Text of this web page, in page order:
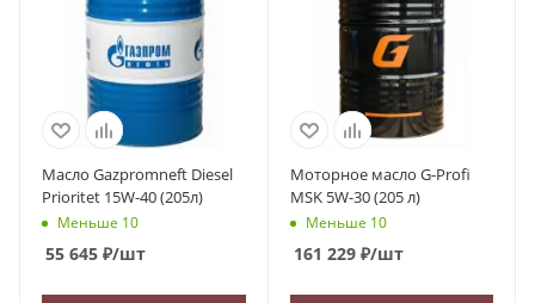
Масло Gazpromneft Diesel
Prioritet 15W-40 (205л)
Меньше 10
55 645 ₽/шт
Моторное масло G-Profi
MSK 5W-30 (205 л)
Меньше 10
161 229₽/шт